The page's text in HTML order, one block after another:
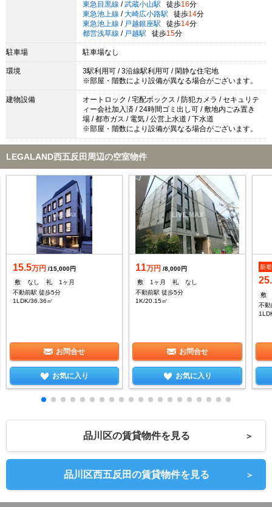
東急目黒線 / 武蔵小山駅 徒歩16分
東急池上線 / 大崎広小路駅 徒歩14分
東急池上線 / 戸越銀座駅 徒歩14分
都営浅草線 / 戸越駅 徒歩15分
駐車場 駐車場なし
環境
3駅利用可 / 3沿線駅利用可 / 閑静な住宅地
※部屋・階数により設備が異なる場合がございます。
建物設備
オートロック / 宅配ボックス / 防犯カメラ / セキュリテ
ィー会社加入済 / 24時間ゴミ出し可 / 敷地内ごみ置き
場 / 都市ガス / 電気 / 公営上水道 / 下水道
※部屋・階数により設備が異なる場合がございます。
LEGALAND西五反田周辺の空室物件
15.5万円 /15,000円
敷
なし 礼
1ヶ月
不動前駅 徒歩5分
1LDK/36.36㎡
お問合せ
お気に入り
11万円 /8,000円
敷
1ヶ月 礼
なし
不動前駅 徒歩5分
1K/20.15㎡
お問合せ
お気に入り
新着
敷
不動
品川区の賃貸物件を見る ＞
品川区西五反田の賃貸物件を見る ＞